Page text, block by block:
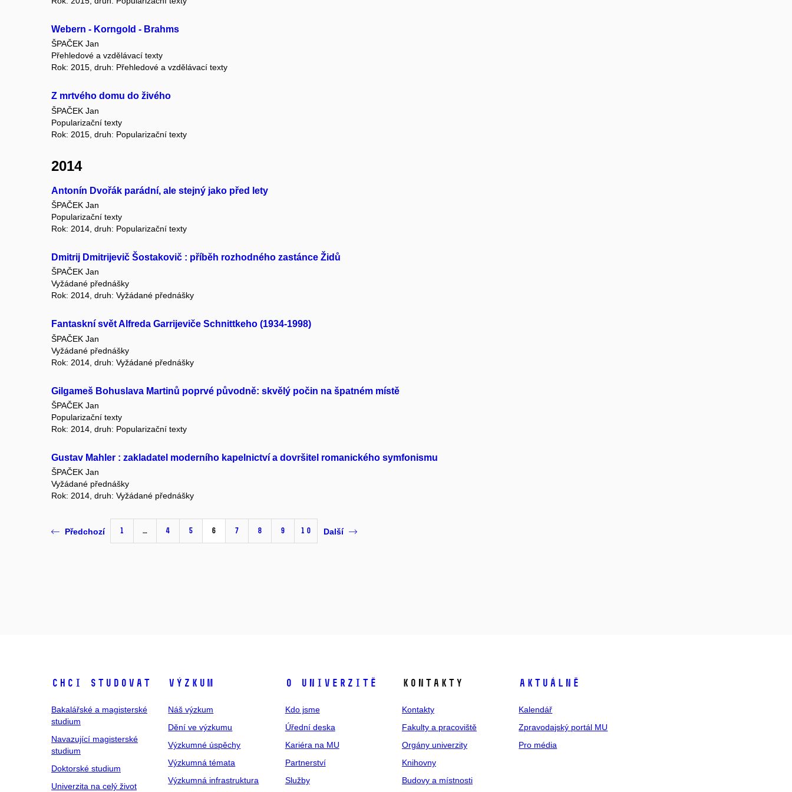
Webern - Korngold - Brahms
ŠPAČEK Jan
Přehledové a vzdělávací texty
Rok: 2015, druh: Přehledové a vzdělávací texty
Z mrtvého domu do živého
ŠPAČEK Jan
Popularizační texty
Rok: 2015, druh: Popularizační texty
2014
Antonín Dvořák parádní, ale stejný jako před lety
ŠPAČEK Jan
Popularizační texty
Rok: 2014, druh: Popularizační texty
Dmitrij Dmitrijevič Šostakovič : příběh rozhodného zastánce Židů
ŠPAČEK Jan
Vyžádané přednášky
Rok: 2014, druh: Vyžádané přednášky
Fantaskní svět Alfreda Garrijeviče Schnittkeho (1934-1998)
ŠPAČEK Jan
Vyžádané přednášky
Rok: 2014, druh: Vyžádané přednášky
Gilgameš Bohuslava Martinů poprvé původně: skvělý počin na špatném místě
ŠPAČEK Jan
Popularizační texty
Rok: 2014, druh: Popularizační texty
Gustav Mahler : zakladatel moderního kapelnictví a dovršitel romanického symfonismu
ŠPAČEK Jan
Vyžádané přednášky
Rok: 2014, druh: Vyžádané přednášky
Předchozí 1 … 4 5 6 7 8 9 10 Další
Chci studovat
Bakalářské a magisterské
studium
Navazující magisterské
studium
Doktorské studium
Univerzita na celý život
Výzkum
Náš výzkum
Dění ve výzkumu
Výzkumné úspěchy
Výzkumná témata
Výzkumná infrastruktura
O univerzitě
Kdo jsme
Úřední deska
Kariéra na MU
Partnerství
Služby
Kontakty
Kontakty
Fakulty a pracoviště
Orgány univerzity
Knihovny
Budovy a místnosti
Aktuálně
Kalendář
Zpravodajský portál MU
Pro média